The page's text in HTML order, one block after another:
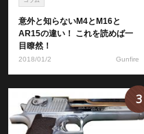
意外と知らないM4とM16と
AR15の違い！ これを読めば一
目瞭然！
2018/01/2 Gunfire
3